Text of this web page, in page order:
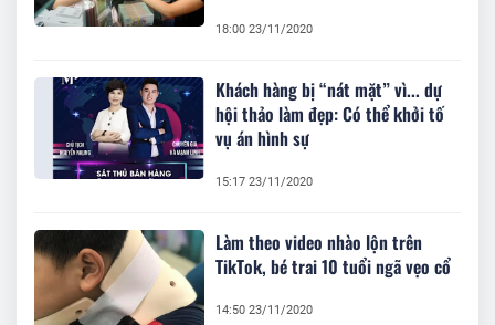
18:00 23/11/2020
Khách hàng bị “nát mặt” vì... dự
hội thảo làm đẹp: Có thể khởi tố
vụ án hình sự
15:17 23/11/2020
Làm theo video nhào lộn trên
TikTok, bé trai 10 tuổi ngã vẹo cổ
14:50 23/11/2020